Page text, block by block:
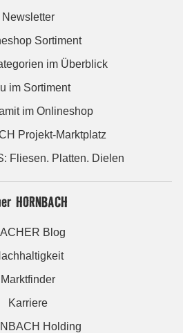
Newsletter
Sortiment
im Überblick
im Sortiment
im Onlineshop
Projekt-Marktplatz
Fliesen. Platten. Dielen
HORNBACH
Blog
Marktfinder
Karriere
Holding